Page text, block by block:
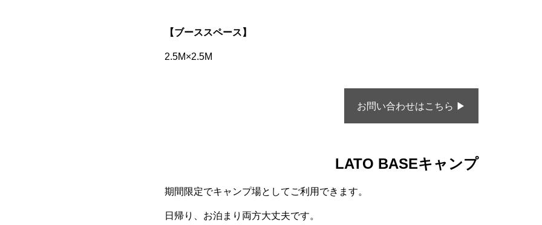
【ブーススペース】
2.5M×2.5M
お問い合わせはこちら ▶︎
LATO BASEキャンプ
期間限定でキャンプ場としてご利用できます。
日帰り、お泊まり両方大丈夫です。